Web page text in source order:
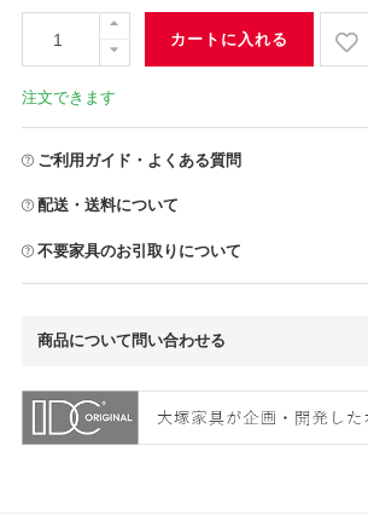
カートに入れる
注文できます
ご利用ガイド・よくある質問
配送・送料について
不要家具のお引取りについて
商品について問い合わせる